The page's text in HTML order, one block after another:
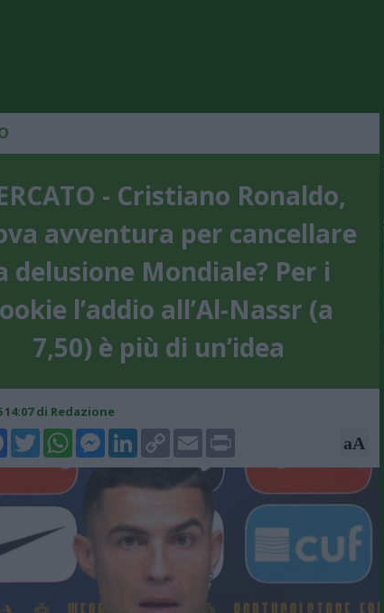
- Cristiano Ronaldo,
avventura per cancellare
delusione Mondiale? Per i
l’addio all’Al-Nassr (a
7,50) è più di un’idea
14:07 di Redazione
TwitterWhatsAppMessenger
LinkedIn
Copy
Link
Email Print aA